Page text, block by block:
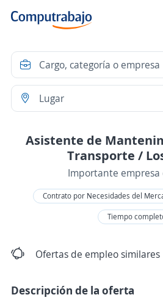
Asistente de
Transporte /
Importante empresa
Contrato por Necesidades del
Tiempo
Ofertas de empleo similares
Descripción de la oferta